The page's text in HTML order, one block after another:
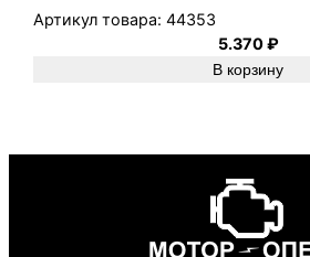
Артикул товара: 44353
5.370₽
В корзину